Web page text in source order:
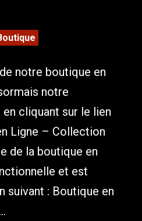
notre boutique en
notre
cliquant sur le lien
Ligne – Collection
de la boutique en
et est
suivant : Boutique en